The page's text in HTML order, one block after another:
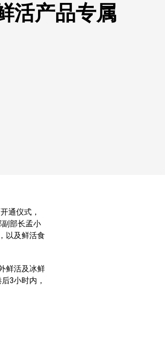
活产品专属
通仪式，
部长孟小
以及鲜活食
鲜活及冰鲜
3小时内，